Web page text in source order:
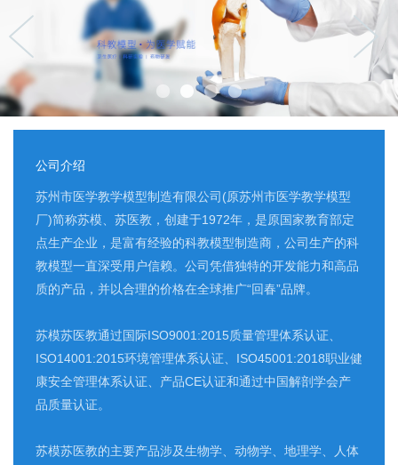
公司介绍
苏州市医学教学模型制造有限公司(原苏州市医学教学模型
厂)简称苏模、苏医教，创建于1972年，是原国家教育部定
点生产企业，是富有经验的科教模型制造商，公司生产的科
教模型一直深受用户信赖。公司凭借独特的开发能力和高品
质的产品，并以合理的价格在全球推广“回春”品牌。
苏模苏医教通过国际ISO9001:2015质量管理体系认证、
ISO14001:2015环境管理体系认证、ISO45001:2018职业健
康安全管理体系认证、产品CE认证和通过中国解剖学会产
品质量认证。
苏模苏医教的主要产品涉及生物学、动物学、地理学、人体